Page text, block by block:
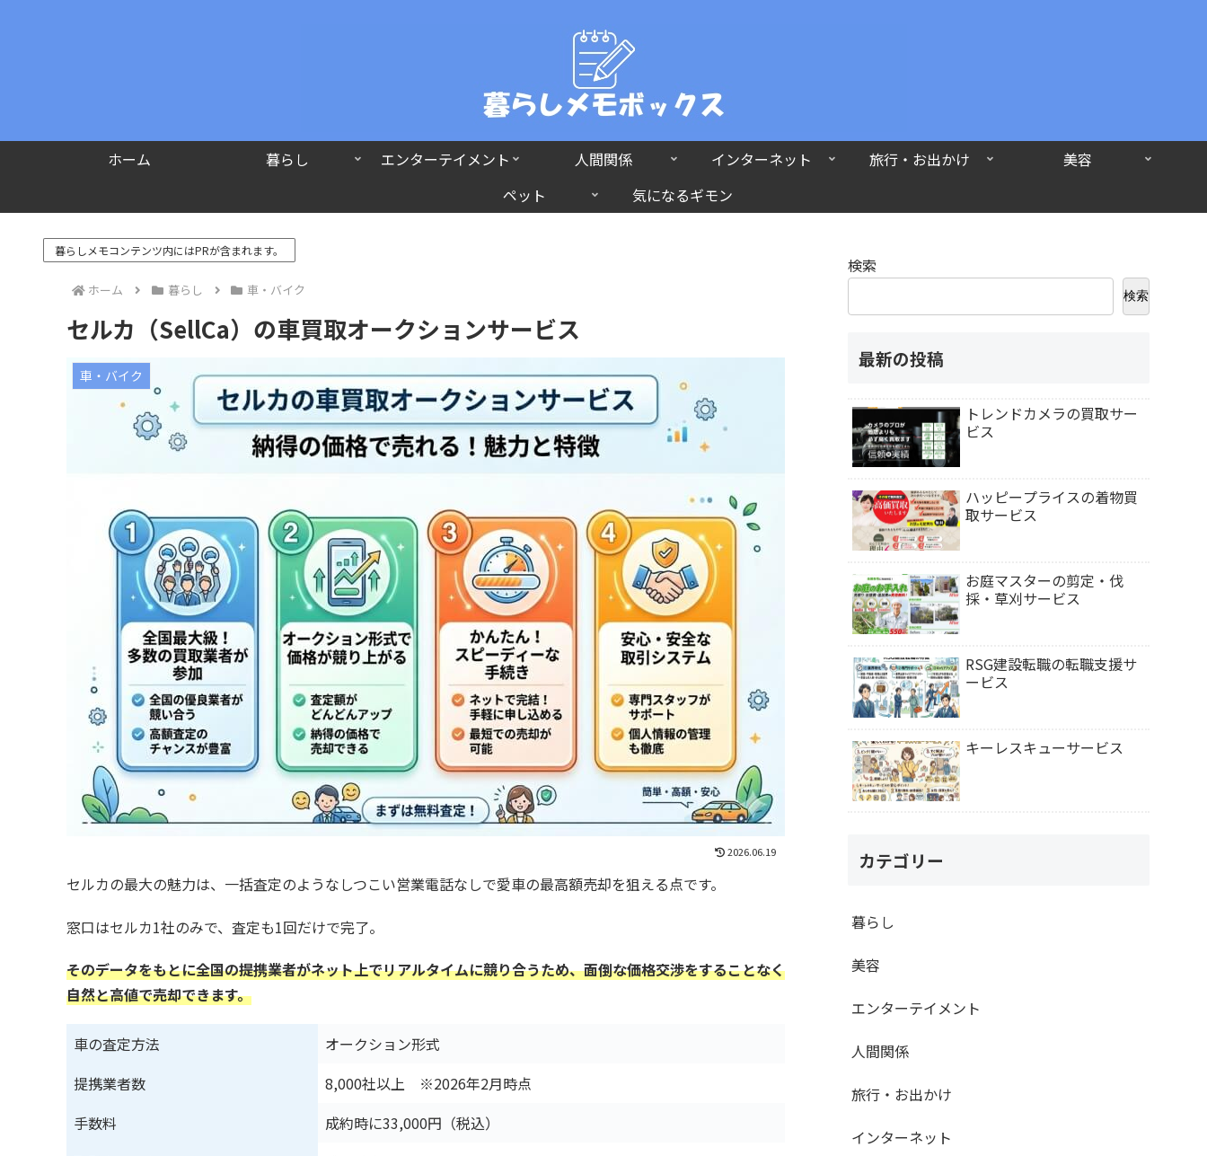
ホーム 暮らし エンターテイメント 人間関係 インターネット 旅行・お出かけ
美容
ペット
気になるギモン
暮らしメモコンテンツ内にはPRが含まれます。
ホーム 暮らし 車・バイク
セルカ（SellCa）の車買取オークションサービス
車・バイク
2026.06.19
セルカの最大の魅力は、一括査定のようなしつこい営業電話なしで愛車の最高額売却を狙える点です。
窓口はセルカ1社のみで、査定も1回だけで完了。
そのデータをもとに全国の提携業者がネット上でリアルタイムに競り合うため、面倒な価格交渉をすることなく
自然と高値で売却できます。
車の査定方法
オークション形式
提携業者数
8,000社以上 ※2026年2月時点
手数料
成約時に33,000円（税込）
検索
検索
最新の投稿
トレンドカメラの買取サー
ビス
ハッピープライスの着物買
取サービス
お庭マスターの剪定・伐
採・草刈サービス
RSG建設転職の転職支援サ
ービス
キーレスキューサービス
カテゴリー
暮らし
美容
エンターテイメント
人間関係
旅行・お出かけ
インターネット